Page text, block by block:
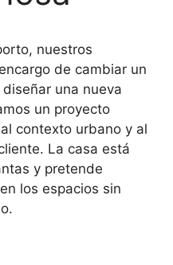
nuestros
de cambiar un
una nueva
un proyecto
contexto urbano y al
La casa está
y pretende
los espacios sin